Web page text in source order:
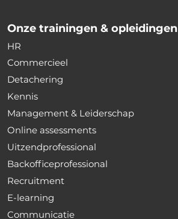
Onze trainingen & opleidingen
HR
Commercieel
Detachering
Kennis
Management & Leiderschap
Online assessments
Uitzendprofessional
Backofficeprofessional
Recruitment
E-learning
Communicatie